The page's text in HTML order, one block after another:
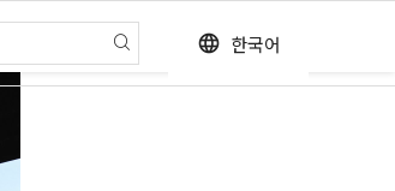
language 한국어